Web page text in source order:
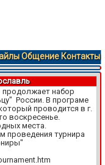
Общение Контакты
продолжает набор
России. В програме
проводится в г.
воскресенье.
места.
проведения турнира